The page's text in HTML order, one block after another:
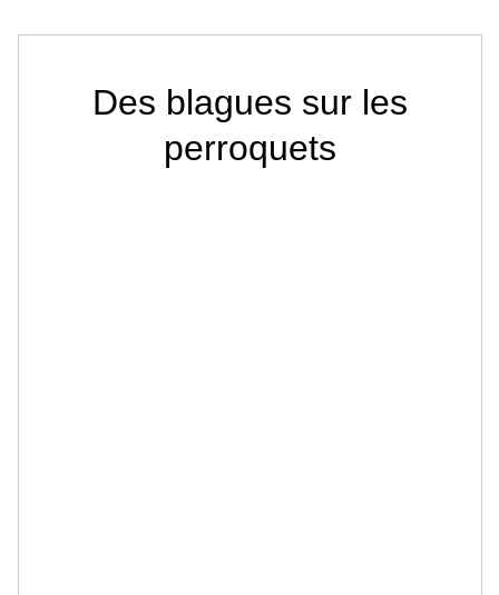
Des blagues sur les
perroquets